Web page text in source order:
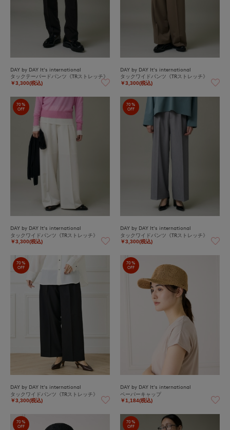
DAY by DAY It's international
タックテーパードパンツ《TRストレッチ》
￥3,300(税込)
DAY by DAY It's international
タックワイドパンツ《TRストレッチ》
￥3,300(税込)
70%
OFF
DAY by DAY It's international
タックワイドパンツ《TRストレッチ》
￥3,300(税込)
70%
OFF
DAY by DAY It's international
タックワイドパンツ《TRストレッチ》
￥3,300(税込)
70%
OFF
DAY by DAY It's international
タックワイドパンツ《TRストレッチ》
￥3,300(税込)
70%
OFF
DAY by DAY It's international
ペーパーキャップ
￥1,184(税込)
70%
OFF
70%
OFF